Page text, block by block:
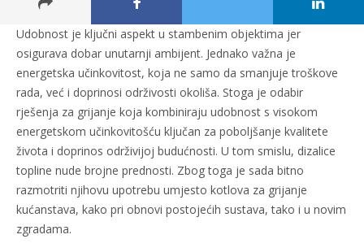
Udobnost je ključni aspekt u stambenim objektima jer
osigurava dobar unutarnji ambijent. Jednako važna je
energetska učinkovitost, koja ne samo da smanjuje troškove
rada, već i doprinosi održivosti okoliša. Stoga je odabir
rješenja za grijanje koja kombiniraju udobnost s visokom
energetskom učinkovitošću ključan za poboljšanje kvalitete
života i doprinos održivijoj budućnosti. U tom smislu, dizalice
topline nude brojne prednosti. Zbog toga je sada bitno
razmotriti njihovu upotrebu umjesto kotlova za grijanje
kućanstava, kako pri obnovi postojećih sustava, tako i u novim
zgradama.